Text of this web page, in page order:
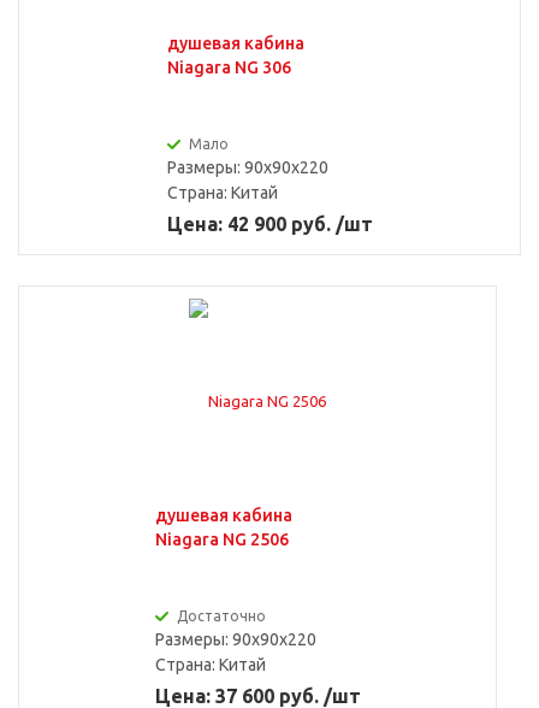
душевая кабина
Niagara NG 306
Мало
Размеры: 90x90x220
Страна: Китай
Цена: 42 900 руб. /шт
душевая кабина
Niagara NG 2506
Достаточно
Размеры: 90x90x220
Страна: Китай
Цена: 37 600 руб. /шт